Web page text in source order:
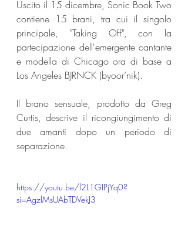
Uscito il 15 dicembre, Sonic Book Two
contiene 15 brani, tra cui il singolo
principale, "Taking Off", con la
partecipazione dell'emergente cantante
e modella di Chicago ora di base a
Los Angeles BJRNCK (byoor’nik).
Il brano sensuale, prodotto da Greg
Curtis, descrive il ricongiungimento di
due amanti dopo un periodo di
separazione.
https://youtu.be/l2L1GIPjYq0?
si=AgzlMsUAbTDVekJ3